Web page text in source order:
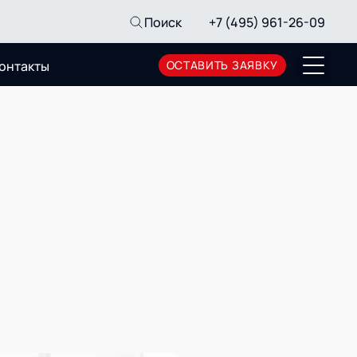
Поиск +7 (495) 961-26-09
ОСТАВИТЬ ЗАЯВКУ